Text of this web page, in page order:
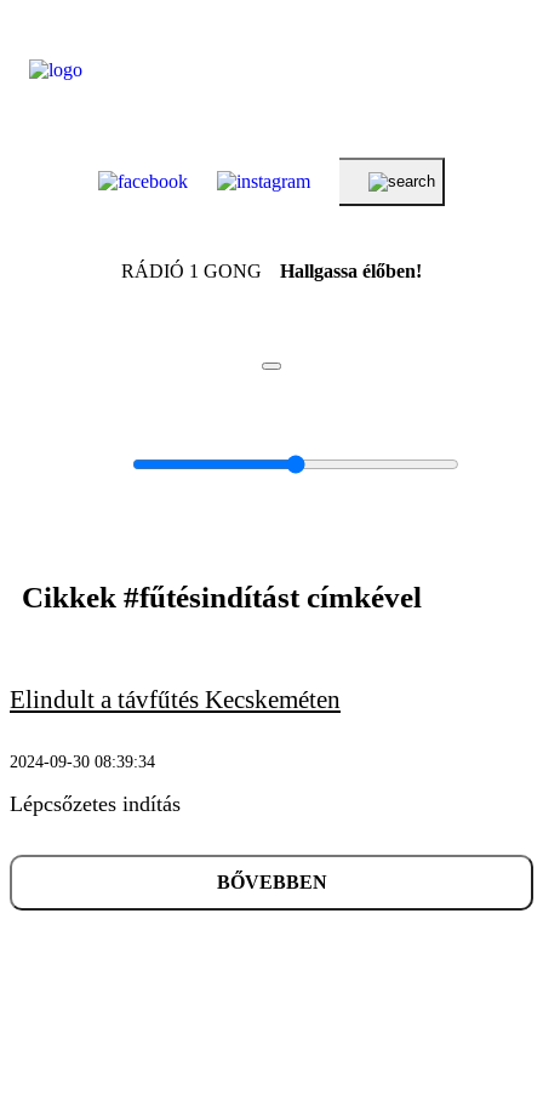
KERESÉS
RÁDIÓ 1 GONG Hallgassa élőben!
Cikkek #fűtésindítástcímkével
Elindult a távfűtés Kecskeméten
2024-09-30 08:39:34
Lépcsőzetes indítás
BŐVEBBEN